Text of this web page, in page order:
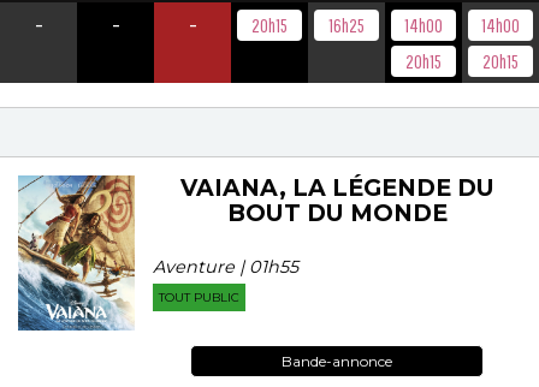
-
- - 20h15 16h25
14h00
20h15
14h00
20h15
VAIANA, LA LÉGENDE DU
BOUT DU MONDE
Aventure | 01h55
TOUT PUBLIC
Bande-annonce